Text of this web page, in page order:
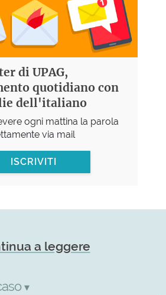
di UPAG,
quotidiano con
dell'italiano
ogni mattina la parola
via mail
ISCRIVITI
a leggere
▾